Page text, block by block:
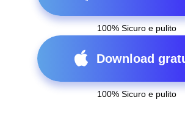
100% Sicuro e pulito
Download
100% Sicuro e pulito